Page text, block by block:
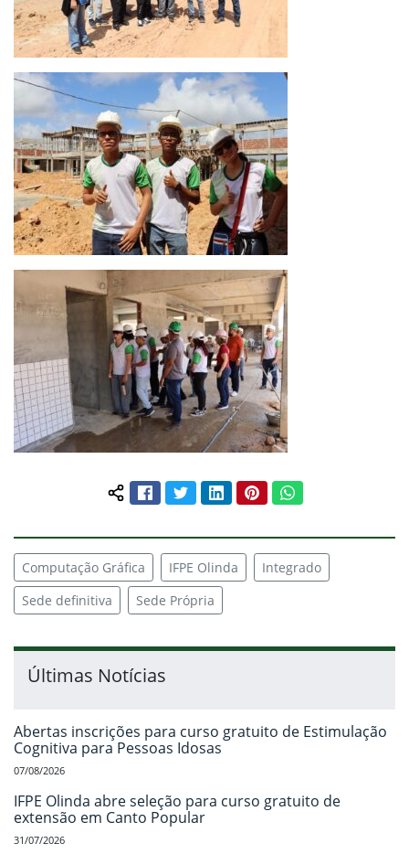
Compartilhar conteúdo:
FacebookTwitterLinkedInPinterestWhatsApp
Computação Gráfica IFPE Olinda
Integrado
Sede definitiva
Sede Própria
Últimas Notícias
Abertas inscrições para curso gratuito de Estimulação
Cognitiva para Pessoas Idosas
07/08/2026
IFPE Olinda abre seleção para curso gratuito de
extensão em Canto Popular
31/07/2026